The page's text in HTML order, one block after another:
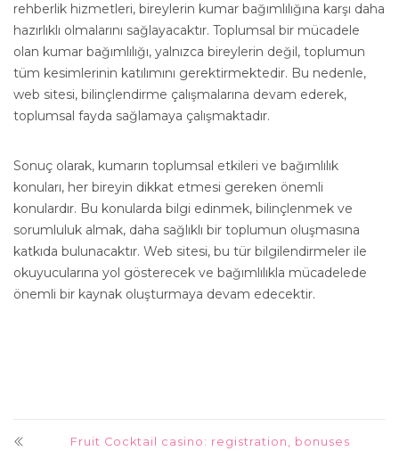
rehberlik hizmetleri, bireylerin kumar bağımlılığına karşı daha
hazırlıklı olmalarını sağlayacaktır. Toplumsal bir mücadele
olan kumar bağımlılığı, yalnızca bireylerin değil, toplumun
tüm kesimlerinin katılımını gerektirmektedir. Bu nedenle,
web sitesi, bilinçlendirme çalışmalarına devam ederek,
toplumsal fayda sağlamaya çalışmaktadır.
Sonuç olarak, kumarın toplumsal etkileri ve bağımlılık
konuları, her bireyin dikkat etmesi gereken önemli
konulardır. Bu konularda bilgi edinmek, bilinçlenmek ve
sorumluluk almak, daha sağlıklı bir toplumun oluşmasına
katkıda bulunacaktır. Web sitesi, bu tür bilgilendirmeler ile
okuyucularına yol gösterecek ve bağımlılıkla mücadelede
önemli bir kaynak oluşturmaya devam edecektir.
Fruit Cocktail casino: registration, bonuses